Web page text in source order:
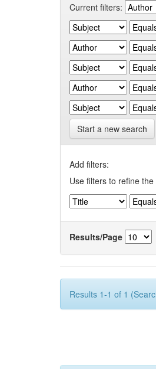
Current filters:
Start a new search
Add filters:
Use filters to refine
Results/Page
Results 1-1 of 1